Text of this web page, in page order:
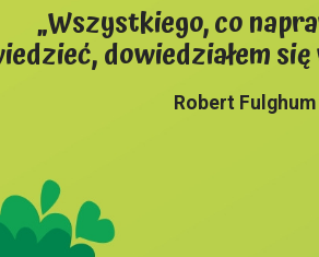
„Wszystkiego, co
dowiedziałem
Robert Fulghum